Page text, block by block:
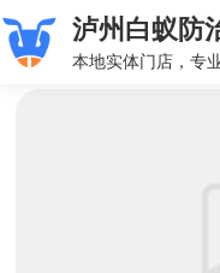
泸州白蚁防
本地实体门店，专